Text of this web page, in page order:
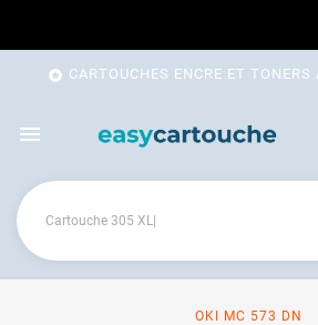
 CARTOUCHES ENCRE ET

OKI MC 573 DN